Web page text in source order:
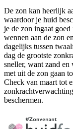
De zon kan heerlijk
waardoor je huid
je de zon ingaat
wennen aan de zon
dagelijks tussen
dag de grootste
sneller, want zand
met uit de zon gaan
Check van maart tot
beschermen.